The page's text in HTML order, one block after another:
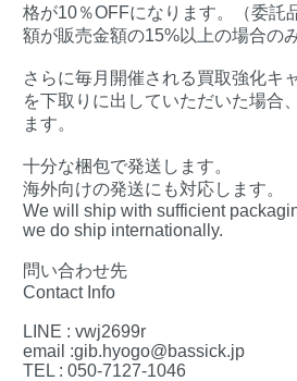
格が10％OFFになります。（委託
額が販売金額の15%以上の場合の
さらに毎月開催される買取強化キ
を下取りに出していただいた場合
ます。
十分な梱包で発送します。
海外向けの発送にも対応します。
We will ship with sufficient
we do ship internationally.
問い合わせ先
Contact Info
LINE : vwj2699r
email :gib.hyogo@bassick.jp
TEL : 050-7127-1046